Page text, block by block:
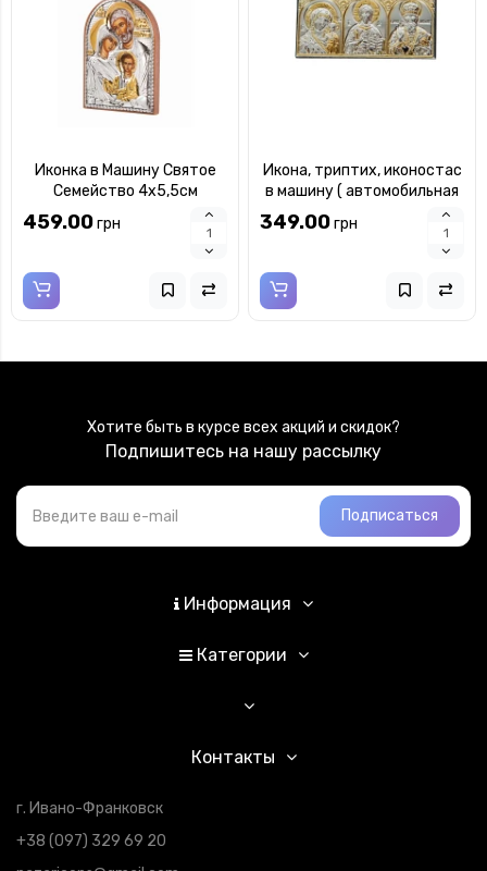
Иконка в Машину Святое
Семейство 4х5,5см
серебряная двухсторонняя
459.00грн
Икона, триптих, иконостас
в машину ( автомобильная
икона ) Silver Axion
10х4,6см
349.00грн
Хотите быть в курсе всех акций и скидок?
Подпишитесь на нашу рассылку
Подписаться
Информация
Категории
Контакты
г. Ивано-Франковск
+38 (097) 329 69 20